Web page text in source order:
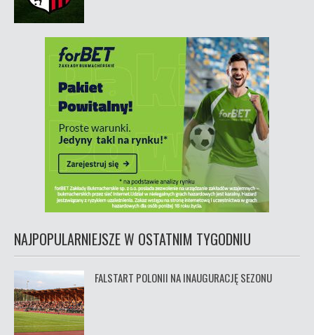
NAJPOPULARNIEJSZE W OSTATNIM TYGODNIU
FALSTART POLONII NA INAUGURACJĘ SEZONU